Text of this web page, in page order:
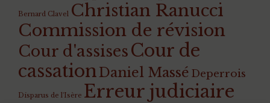
Bernard Clavel Christian Ranucci
Commission de révision
Cour d'assisesCour de
cassationDaniel Massé Deperrois
Disparus de l'Isère Erreur judiciaire